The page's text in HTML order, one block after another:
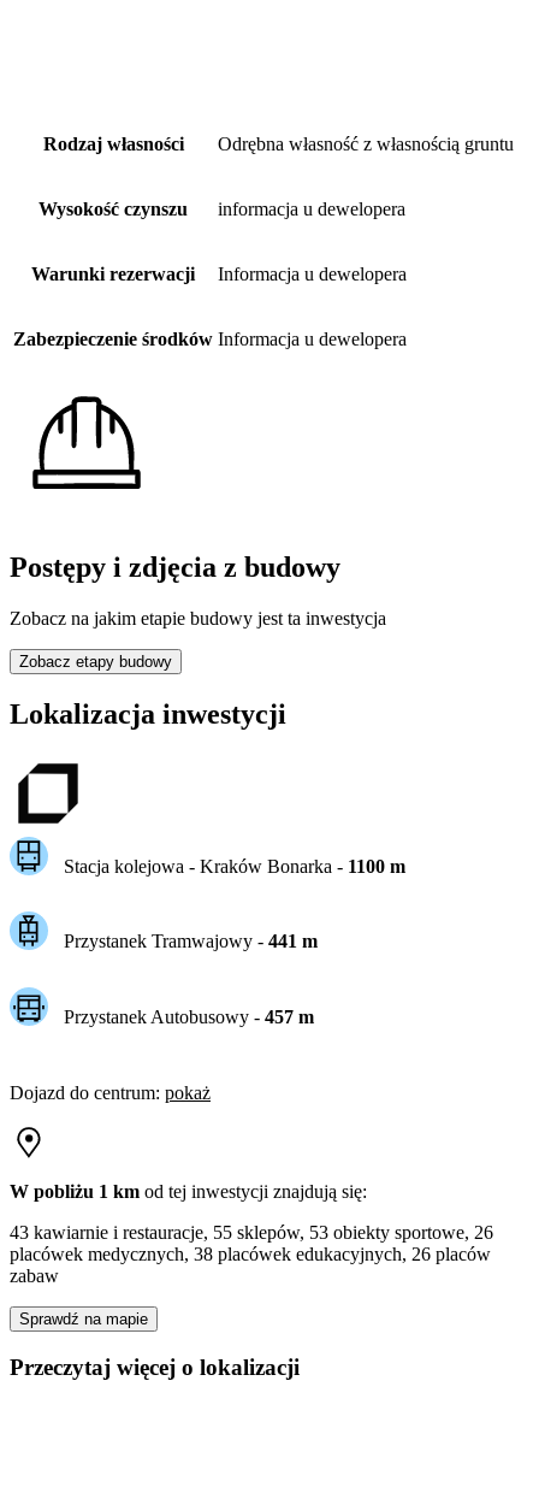
Rodzaj własności Odrębna własność z własnością gruntu
Wysokość czynszu informacja u dewelopera
Warunki rezerwacji Informacja u dewelopera
Zabezpieczenie środków Informacja u dewelopera
Postępy i zdjęcia z budowy
Zobacz na jakim etapie budowy jest ta inwestycja
Zobacz etapy budowy
Lokalizacja inwestycji
Stacja kolejowa - Kraków Bonarka - 1100m
Przystanek Tramwajowy - 441 m
Przystanek Autobusowy - 457m
Dojazd do centrum: pokaż
W pobliżu 1 km od tej inwestycji znajdują się:
43 kawiarnie i restauracje, 55 sklepów, 53 obiekty sportowe, 26
placówek medycznych, 38 placówek edukacyjnych, 26 placów
zabaw
Sprawdź na mapie
Przeczytaj więcej o lokalizacji